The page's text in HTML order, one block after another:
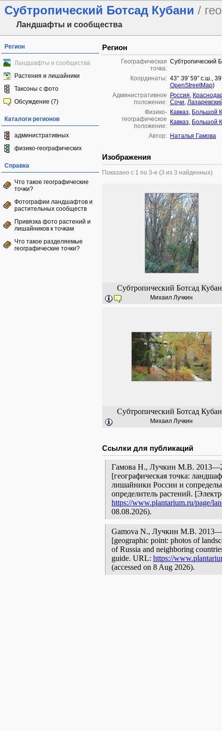
Субтропический Ботсад Кубани /
Ландшафты и сообщества
Регион
Ландшафты и сообщества
Растения и лишайники
Таксоны с фото
Обсуждение (7)
Каталоги регионов
административных
физико-географических
Справка
Что такое географические
точки?
Фотографии ландшафтов и
растительных сообществ
Привязка фото растений и
лишайников к точкам
Что такое разделяемые
географические точки?
Регион
Географическая
точка:
Субтропический
Координаты: 43° 39′ 59″ с.ш.,
OpenStreetMap)
Административное
положение:
Россия,
Сочи,
Физико-
географическое
положение:
Кавказ, Большой
Кавказ, Большой
Автор: Наталья Гамова
Изображения
Показано с 1 по 3-е (3 из 3 найденных)
Субтропический Ботсад
Михаил Лучкин
Субтропический Ботсад
Михаил Лучкин
Ссылки для публикаций
Гамова Н., Лучкин М.В.
[географическая точка:
лишайники России и
определитель растений.
https://www.plantarium.ru/page/
08.08.2026).
Gamova N., Лучкин М.В.
[geographic point: photos of
of Russia and neighboring
guide. URL: https://
(accessed on 8 Aug 2026).